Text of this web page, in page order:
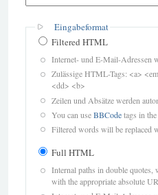
Eingabeformat
Filtered HTML
Internet- und E-Mail-Adressen
Zulässige HTML-Tags: <a>
<dd> <b>
Zeilen und Absätze werden
You can useBBCodetags in
Filtered words will be replaced
Full HTML
Internal paths in double quotes,
with the appropriate absolute